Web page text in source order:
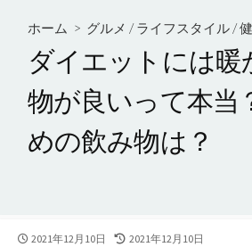
ホーム > グルメ /ライフスタイル /
ダイエットには暖
物が良いって本当
めの飲み物は？
公
2021年12月10日
最
2021年12月10日